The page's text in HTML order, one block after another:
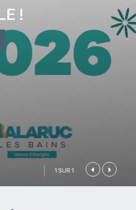
!
1 SUR 1